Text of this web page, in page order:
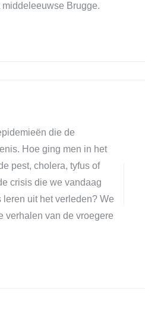
Brugge.
die de
Hoe ging men in het
pest, cholera, tyfus of
crisis die we vandaag
uit het verleden? We
verhalen van de vroegere